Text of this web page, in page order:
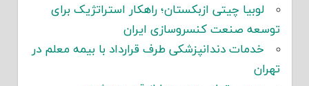
لوبیا چیتی ازبکستان؛ راهکار استراتژیک برای
توسعه صنعت کنسروسازی ایران
خدمات دندانپزشکی طرف قرارداد با بیمه معلم در
تهران